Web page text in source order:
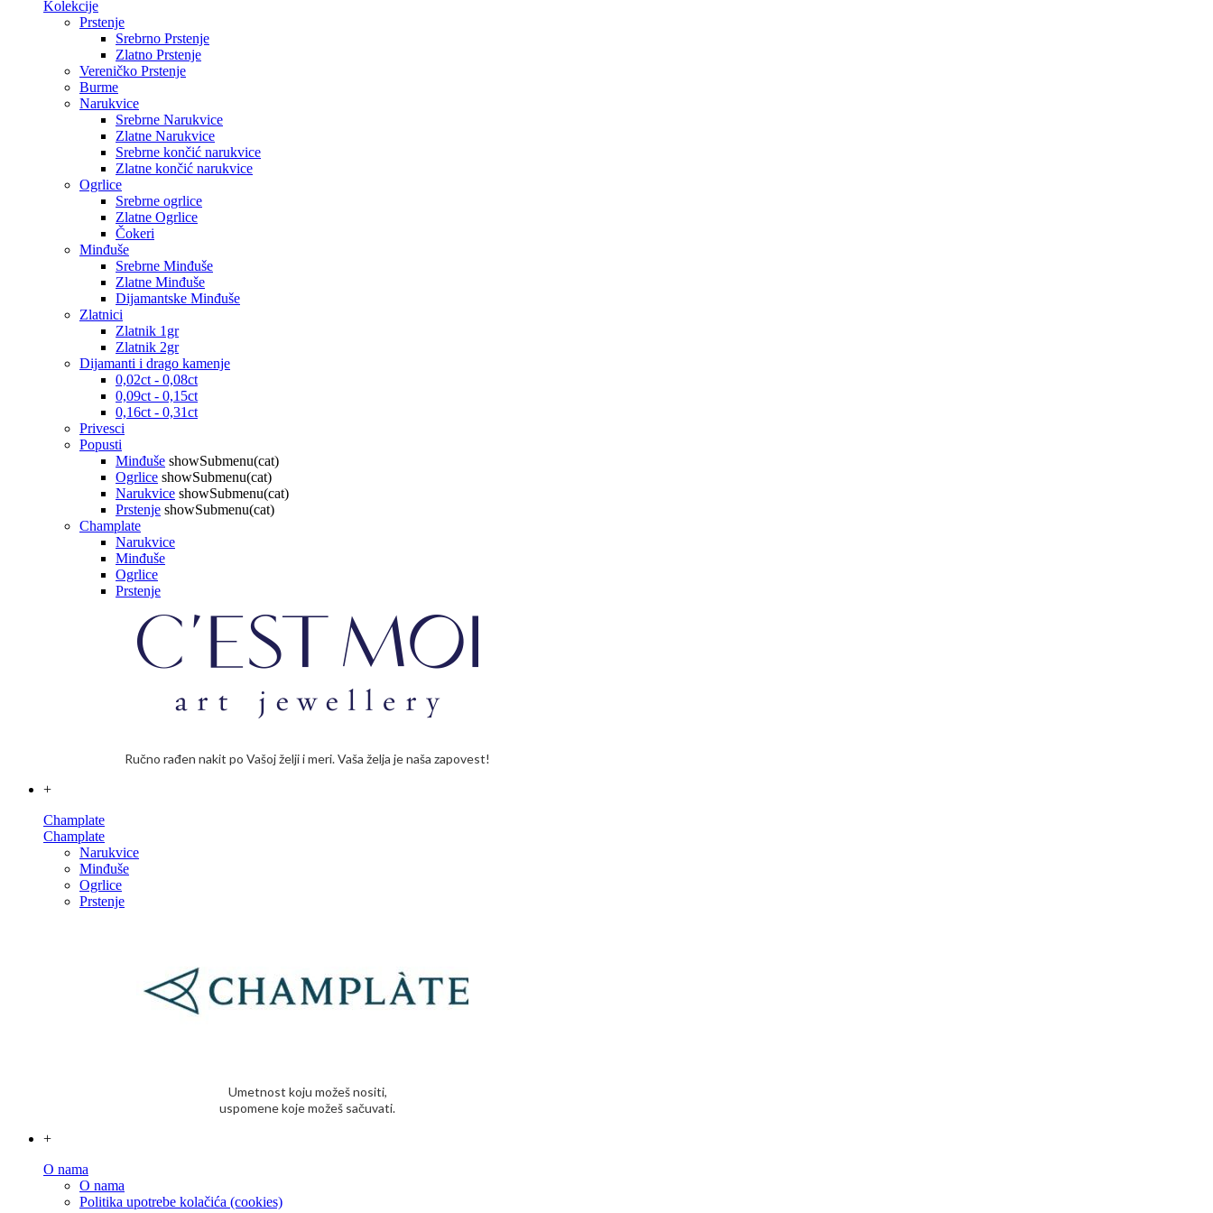
Kolekcije
Prstenje
Srebrno Prstenje
Zlatno Prstenje
Vereničko Prstenje
Burme
Narukvice
Srebrne Narukvice
Zlatne Narukvice
Srebrne končić narukvice
Zlatne končić narukvice
Ogrlice
Srebrne ogrlice
Zlatne Ogrlice
Čokeri
Minđuše
Srebrne Minđuše
Zlatne Minđuše
Dijamantske Minđuše
Zlatnici
Zlatnik 1gr
Zlatnik 2gr
Dijamanti i drago kamenje
0,02ct - 0,08ct
0,09ct - 0,15ct
0,16ct - 0,31ct
Privesci
Popusti
Minđuše showSubmenu(cat)
Ogrlice showSubmenu(cat)
Narukvice showSubmenu(cat)
Prstenje showSubmenu(cat)
Champlate
Narukvice
Minđuše
Ogrlice
Prstenje
Ručno rađen nakit po Vašoj želji i meri. Vaša želja je naša zapovest!
+
Champlate
Champlate
Narukvice
Minđuše
Ogrlice
Prstenje
Umetnost koju možeš nositi,
uspomene koje možeš sačuvati.
+
O nama
O nama
Politika upotrebe kolačića (cookies)